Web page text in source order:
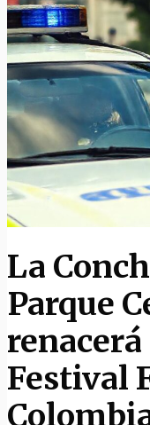
La
Parque
Festival